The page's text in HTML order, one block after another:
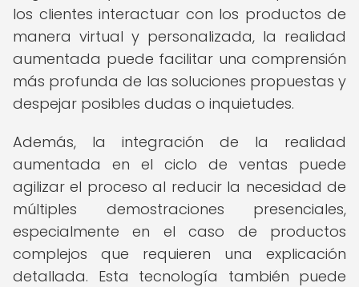
los clientes interactuar con los productos de
manera virtual y personalizada, la realidad
aumentada puede facilitar una comprensión
más profunda de las soluciones propuestas y
despejar posibles dudas o inquietudes.
Además, la integración de la realidad
aumentada en el ciclo de ventas puede
agilizar el proceso al reducir la necesidad de
múltiples demostraciones presenciales,
especialmente en el caso de productos
complejos que requieren una explicación
detallada. Esta tecnología también puede